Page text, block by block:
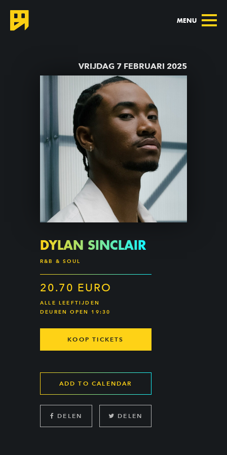
MENU
VRIJDAG 7 FEBRUARI 2025
DYLAN SINCLAIR
R&B & SOUL
20.70 EURO
ALLE LEEFTIJDEN
DEUREN OPEN 19:30
KOOP TICKETS
ADD TO CALENDAR
DELEN DELEN